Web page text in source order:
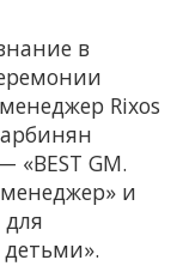
в
Rixos
«BEST GM.
и
для
детьми».